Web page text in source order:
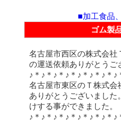
■加工食品
ゴム製
名古屋市西区の株式会社
の運送依頼ありがとうご
♪＊♪＊♪＊♪＊♪＊♪＊♪＊
名古屋市東区のＴ株式会
ありがとうございまし
けする事ができました。
♪＊♪＊♪＊♪＊♪＊♪＊♪＊